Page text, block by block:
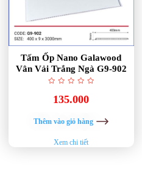
Tấm Ốp Nano Galawood
Vân Vải Trắng Ngà G9-902
135.000
Thêm vào giỏ hàng
Xem chi tiết